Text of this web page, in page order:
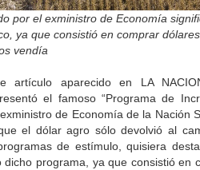
por el exministro de Economía
ya que consistió en comprar
vendía
artículo aparecido en LA
el famoso “Programa de
de Economía de la Nación
el dólar agro sólo devolvió al
de estímulo, quisiera
programa, ya que consistió en